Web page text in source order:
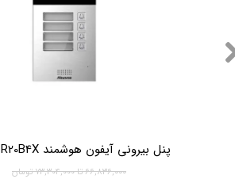
پنل بیرونی آیفون هوشمند Akuvox R20B4X
۶۶,۸۳۶,۰۰۰ تا ۷۳,۳۰۴,۰۰۰ تومان